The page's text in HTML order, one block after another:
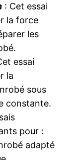
: Cet essai
la force
les
essai
la
sous
constante.
pour :
adapté